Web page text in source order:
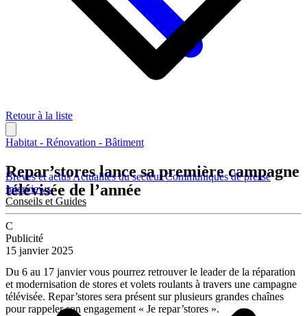
Brèves et actusActualités du secteurCommuniqués de presse
Interviews
Conseils et Guides
Retour à la liste
Habitat - Rénovation - Bâtiment
Repar’stores lance sa première campagne
télévisée de l’année
C
Publicité
15 janvier 2025
Du 6 au 17 janvier vous pourrez retrouver le leader de la réparation
et modernisation de stores et volets roulants à travers une campagne
télévisée. Repar’stores sera présent sur plusieurs grandes chaînes
pour rappeler son engagement « Je repar’stores ».